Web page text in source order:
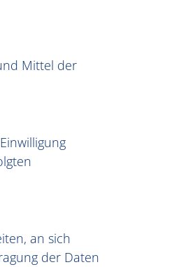
Mittel der
an sich
der Daten